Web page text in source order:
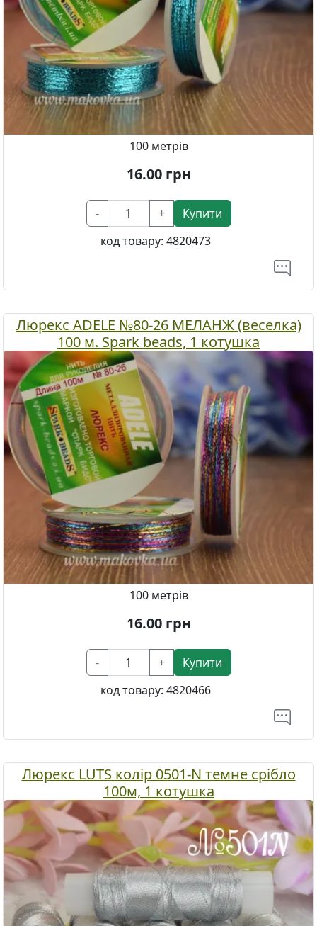
100 метрів
16.00грн
- +
Купити
код товару: 4820473
Люрекс ADELE №80-26 МЕЛАНЖ (веселка)
100 м. Spark beads, 1 котушка
100 метрів
16.00грн
- +
Купити
код товару: 4820466
Люрекс LUTS колір 0501-N темне срібло
100м, 1 котушка